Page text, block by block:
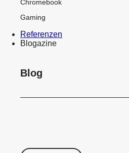
Chromebook
Gaming
Referenzen
Blogazine
Blog